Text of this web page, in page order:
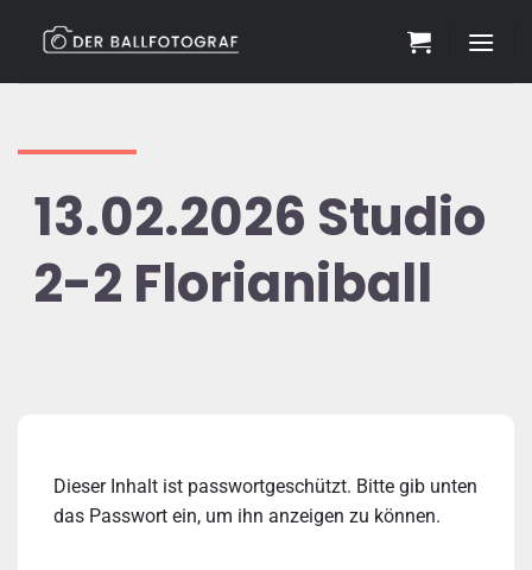
13.02.2026 Studio
2-2 Florianiball
Dieser Inhalt ist passwortgeschützt. Bitte gib unten
das Passwort ein, um ihn anzeigen zu können.